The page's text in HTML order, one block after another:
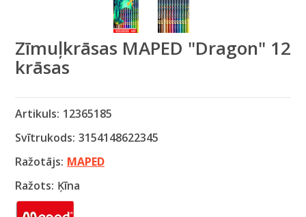
Zīmuļkrāsas MAPED "Dragon" 12
krāsas
Artikuls: 12365185
Svītrukods: 3154148622345
Ražotājs: MAPED
Ražots: Ķīna